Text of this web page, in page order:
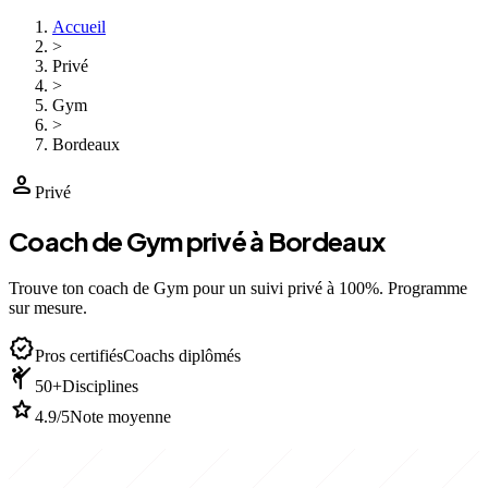
Accueil
>
Privé
>
Gym
>
Bordeaux
person Privé
Coach de Gym privé à Bordeaux
Trouve ton coach de Gym pour un suivi privé à 100%. Programme
sur mesure.
verifiedPros certifiésCoachs diplômés
sports_martial_arts 50+Disciplines
star4.9/5Note moyenne